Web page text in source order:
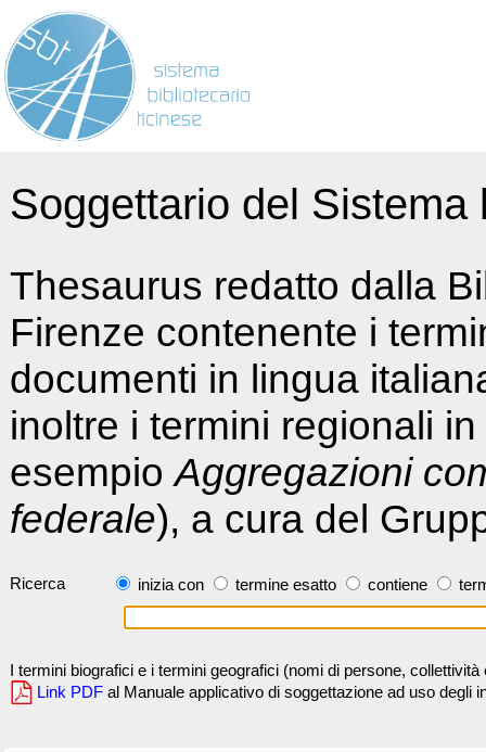
Soggettario del
Thesaurus redatto dalla
Firenze contenente i
documenti in lingua
inoltre i termini regionali
esempioAggregazioni
federale), a cura del
Ricerca inizia con termine esatto contiene
I termini biografici e i termini geografici (nomi di persone,
Link PDF al Manuale applicativo di soggettazione ad uso degli